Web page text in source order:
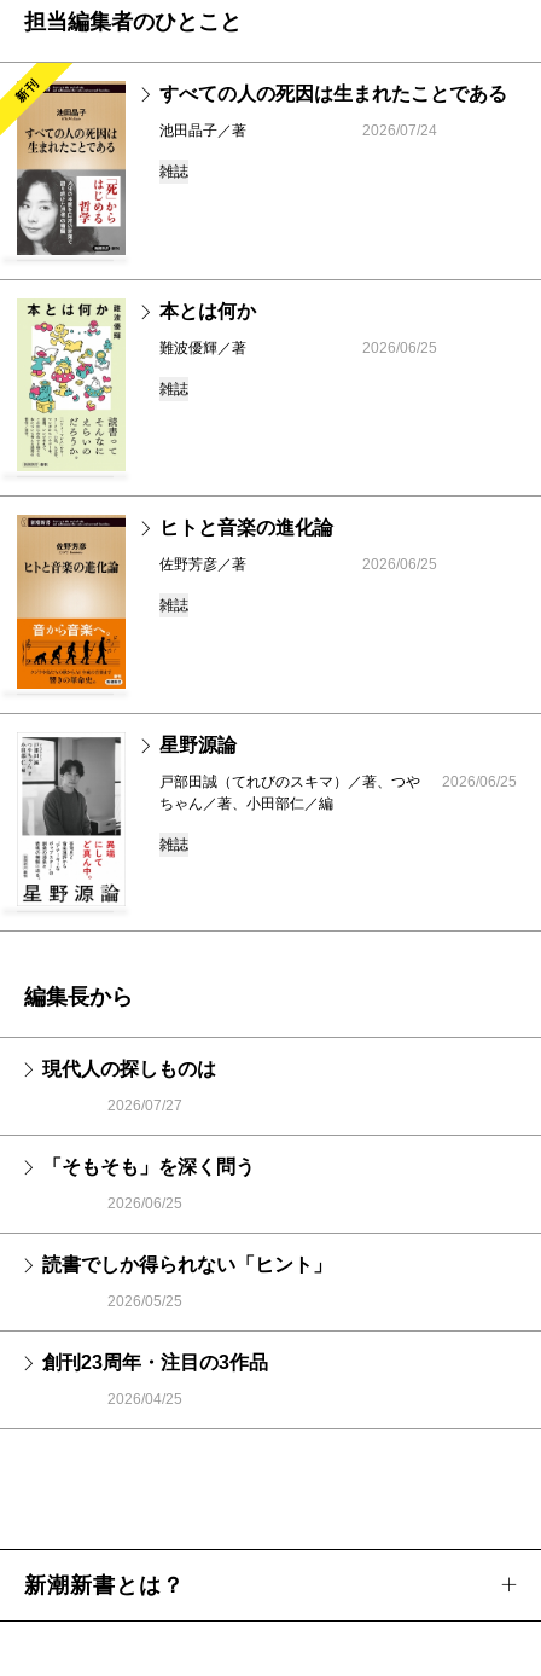
担当編集者のひとこと
新刊 すべての人の死因は生まれたことである
池田晶子／著 2026/07/24
雑誌
本とは何か
難波優輝／著 2026/06/25
雑誌
ヒトと音楽の進化論
佐野芳彦／著 2026/06/25
雑誌
星野源論
戸部田誠（てれびのスキマ）／著、つや
ちゃん／著、小田部仁／編
2026/06/25
雑誌
編集長から
現代人の探しものは
2026/07/27
「そもそも」を深く問う
2026/06/25
読書でしか得られない「ヒント」
2026/05/25
創刊23周年・注目の3作品
2026/04/25
新潮新書とは？